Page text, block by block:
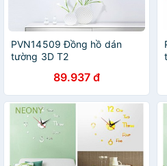
PVN14509 Đồng hồ dán
tường 3D T2
89.937 đ